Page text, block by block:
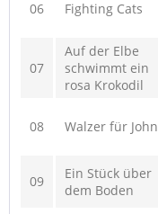
06 Fighting Cats
07
Auf der Elbe
schwimmt ein
rosa Krokodil
08 Walzer für John
09
Ein Stück über
dem Boden